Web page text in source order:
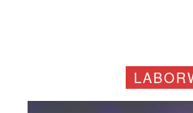
Mit dem
jede Woche